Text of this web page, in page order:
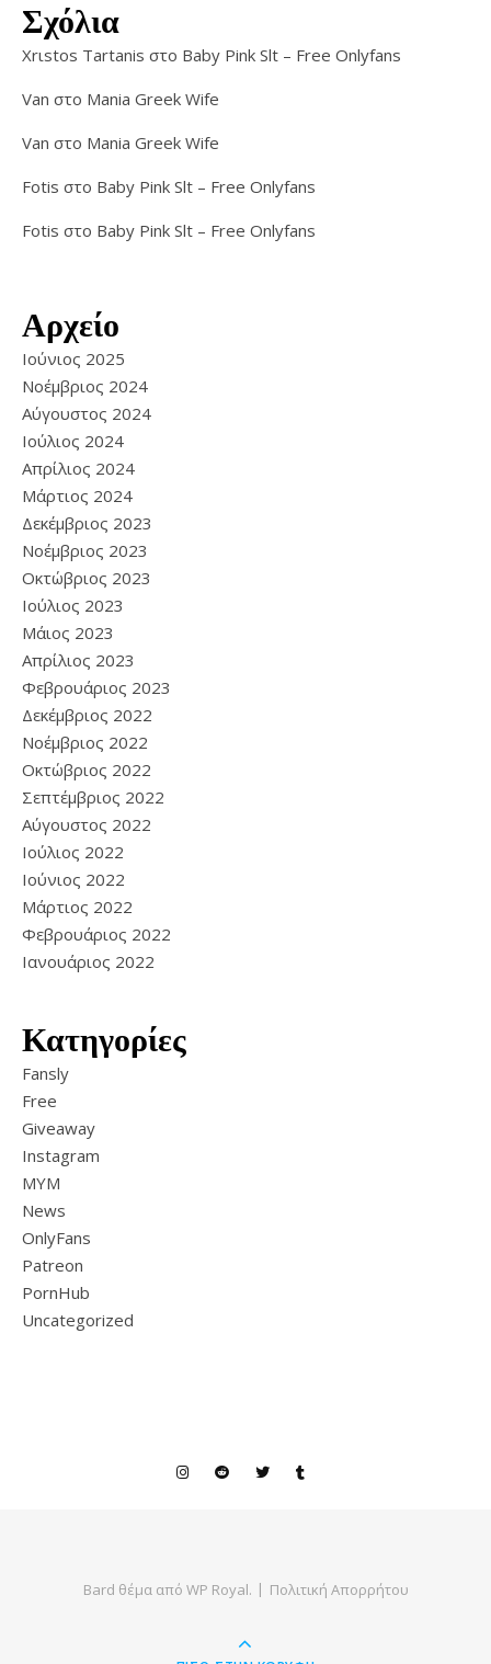
Σχόλια
Xrιstos Tartanis στο Baby Pink Slt – Free Onlyfans
Van στο Mania Greek Wife
Van στο Mania Greek Wife
Fotis στο Baby Pink Slt – Free Onlyfans
Fotis στο Baby Pink Slt – Free Onlyfans
Αρχείο
Ιούνιος 2025
Νοέμβριος 2024
Αύγουστος 2024
Ιούλιος 2024
Απρίλιος 2024
Μάρτιος 2024
Δεκέμβριος 2023
Νοέμβριος 2023
Οκτώβριος 2023
Ιούλιος 2023
Μάιος 2023
Απρίλιος 2023
Φεβρουάριος 2023
Δεκέμβριος 2022
Νοέμβριος 2022
Οκτώβριος 2022
Σεπτέμβριος 2022
Αύγουστος 2022
Ιούλιος 2022
Ιούνιος 2022
Μάρτιος 2022
Φεβρουάριος 2022
Ιανουάριος 2022
Κατηγορίες
Fansly
Free
Giveaway
Instagram
MYM
News
OnlyFans
Patreon
PornHub
Uncategorized
Bard θέμα από WP Royal. Πολιτική Απορρήτου